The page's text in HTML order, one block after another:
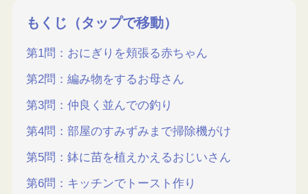
もくじ（タップで移動）
第1問：おにぎりを頬張る赤ちゃん
第2問：編み物をするお母さん
第3問：仲良く並んでの釣り
第4問：部屋のすみずみまで掃除機がけ
第5問：鉢に苗を植えかえるおじいさん
第6問：キッチンでトースト作り